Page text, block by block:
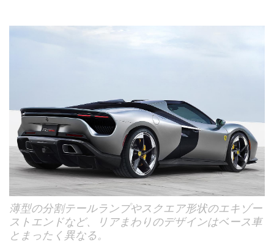
薄型の分割テールランプやスクエア形状のエキゾー
ストエンドなど、リアまわりのデザインはベース車
とまったく異なる。